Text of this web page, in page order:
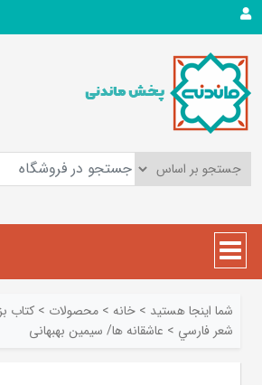
شما اینجا هستید > خانه > محصولات > کتاب
شعر فارسي > عاشقانه ها/ سیمین بهبهانی